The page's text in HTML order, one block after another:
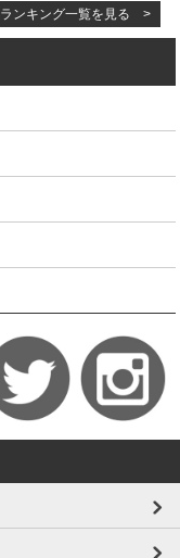
ランキング一覧を見る >